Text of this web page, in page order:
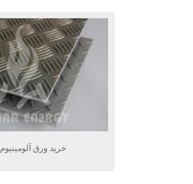
خرید ورق آلومینیوم 3105